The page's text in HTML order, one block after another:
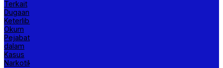
Terkait
Dugaan
Keterlibatan
Okum
Pejabat
dalam
Kasus
Narkotika,